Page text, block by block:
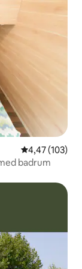
4,47 av 5 i
4,47 (103)
badrum